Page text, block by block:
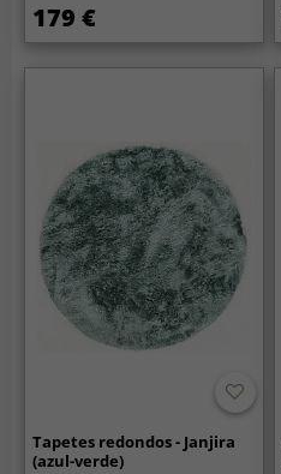
179 €
Tapetes redondos - Janjira
(azul-verde)